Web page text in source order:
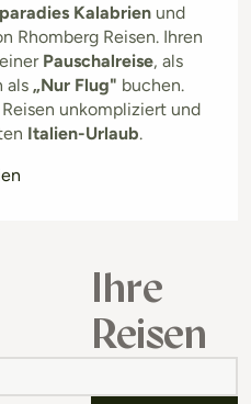
Kalabrien und
Rhomberg Reisen. Ihren
Pauschalreise, als
als „Nur Flug" buchen.
unkompliziert und
Italien-Urlaub.
Ihre
Reisen